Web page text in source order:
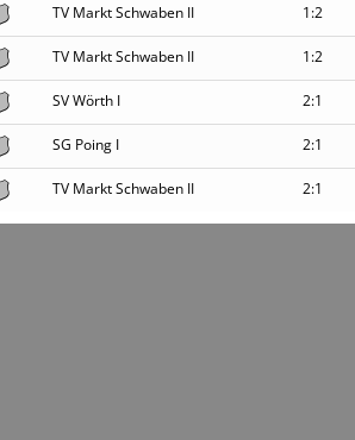
TV Markt Schwaben II 1:2
TV Markt Schwaben II 1:2
SV Wörth I 2:1
SG Poing I 2:1
TV Markt Schwaben II 2:1